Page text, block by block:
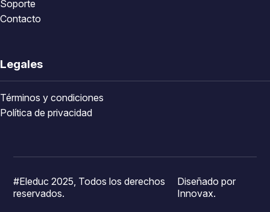
Soporte
Contacto
Legales
Términos y condiciones
Política de privacidad
#Eleduc 2025, Todos los derechos
reservados.
Diseñado por
Innovax.